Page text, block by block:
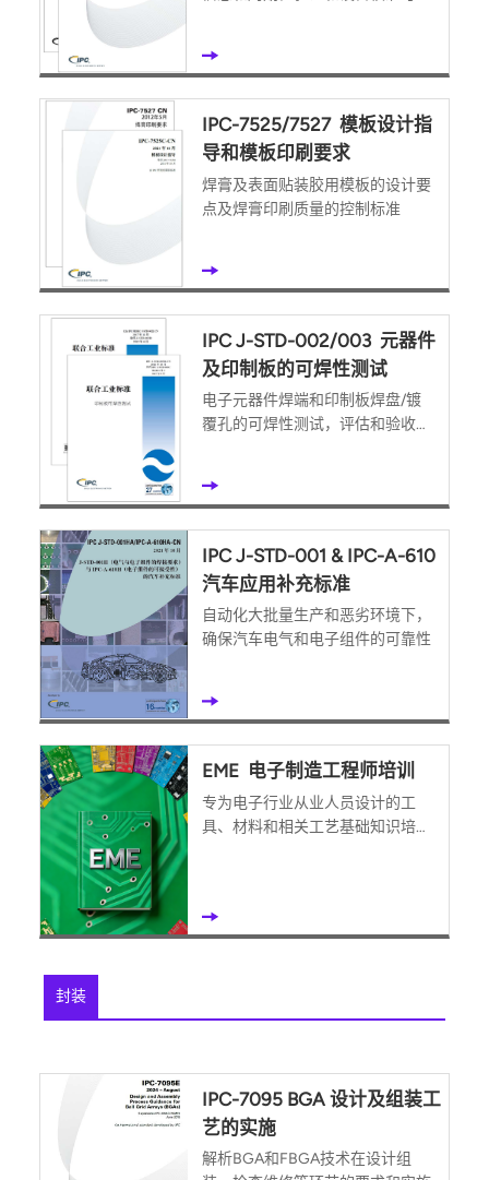
IPC-7525/7527 模板设计指
导和模板印刷要求
焊膏及表面贴装胶用模板的设计要
点及焊膏印刷质量的控制标准
IPC J-STD-002/003 元器件
及印制板的可焊性测试
电子元器件焊端和印制板焊盘/镀
覆孔的可焊性测试，评估和验收标
IPC J-STD-001 & IPC-A-610
汽车应用补充标准
自动化大批量生产和恶劣环境下，
确保汽车电气和电子组件的可靠性
EME 电子制造工程师培训
专为电子行业从业人员设计的工
具、材料和相关工艺基础知识培训
封装
IPC-7095 BGA 设计及组装工
艺的实施
解析BGA和FBGA技术在设计组